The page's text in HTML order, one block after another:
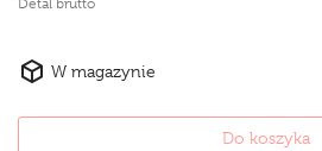
Detal brutto
W magazynie
Do koszyka